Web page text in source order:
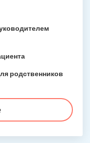
родственников